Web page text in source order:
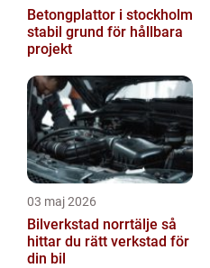
Betongplattor i stockholm
stabil grund för hållbara
projekt
03 maj 2026
Bilverkstad norrtälje så
hittar du rätt verkstad för
din bil